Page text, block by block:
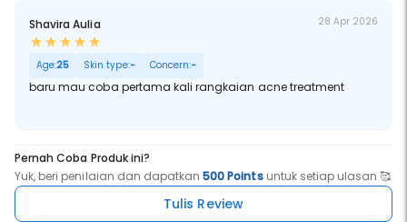
Shavira Aulia 28 Apr 2026
Age:25 Skin type:- Concern:-
baru mau coba pertama kali rangkaian acne treatment
Pernah Coba Produk ini?
Yuk, beri penilaian dan dapatkan500 Pointsuntuk setiap ulasan 🥰
Tulis Review